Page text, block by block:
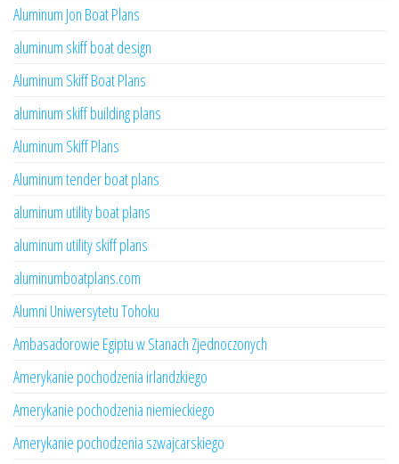
Aluminum Jon Boat Plans
aluminum skiff boat design
Aluminum Skiff Boat Plans
aluminum skiff building plans
Aluminum Skiff Plans
Aluminum tender boat plans
aluminum utility boat plans
aluminum utility skiff plans
aluminumboatplans.com
Alumni Uniwersytetu Tohoku
Ambasadorowie Egiptu w Stanach Zjednoczonych
Amerykanie pochodzenia irlandzkiego
Amerykanie pochodzenia niemieckiego
Amerykanie pochodzenia szwajcarskiego